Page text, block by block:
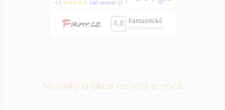
Novinky a akce na váš e-mail